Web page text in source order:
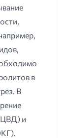
в
В
и